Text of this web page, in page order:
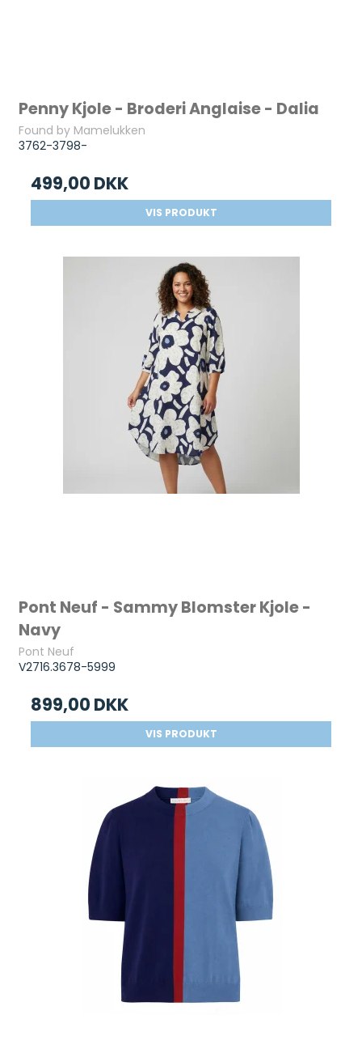
Penny Kjole - Broderi Anglaise - Dalia
Found by Mamelukken
3762-3798-
499,00 DKK
VIS PRODUKT
Pont Neuf - Sammy Blomster Kjole -
Navy
Pont Neuf
V2716.3678-5999
899,00 DKK
VIS PRODUKT